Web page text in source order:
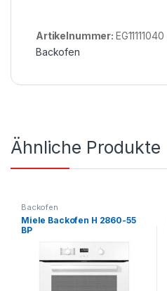
Artikelnummer: EG11111040
Backofen
Ähnliche Produkte
Backofen
Miele Backofen H 2860-55
BP